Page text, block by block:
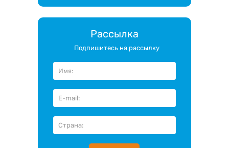
Рассылка
Подпишитесь на рассылку